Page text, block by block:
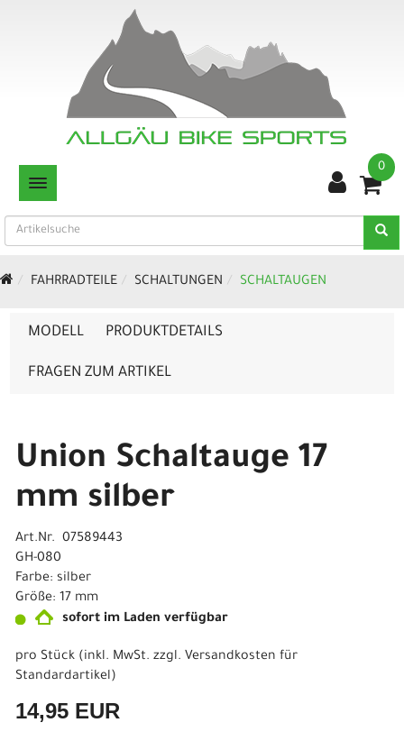
TOGGLE NAVIGATION
0
FAHRRADTEILE SCHALTUNGEN SCHALTAUGEN
MODELL PRODUKTDETAILS
FRAGEN ZUM ARTIKEL
Union Schaltauge 17
mm silber
Art.Nr. 07589443
GH-080
Farbe: silber
Größe: 17 mm
sofort im Laden verfügbar
pro Stück (inkl. MwSt. zzgl. Versandkosten für
Standardartikel)
14,95 EUR